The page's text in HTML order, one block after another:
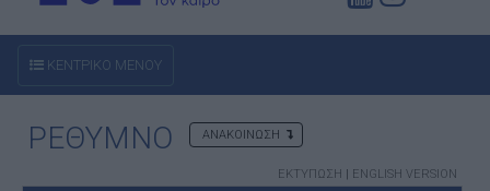
ΚΕΝΤΡΙΚΟ ΜΕΝΟΥ
ΡΕΘΥΜΝΟ ΑΝΑΚΟΙΝΩΣΗ
ΕΚΤΥΠΩΣΗ | ENGLISH VERSION